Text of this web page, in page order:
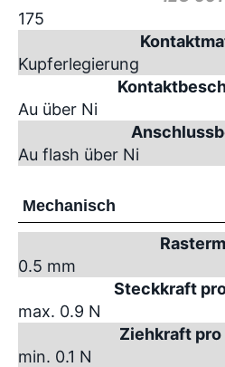
175
Kupferlegierung
Au über Ni
Au flash über Ni
Mechanisch
0.5 mm
Steckkraft
max. 0.9 N
Ziehkraft pro
min. 0.1 N